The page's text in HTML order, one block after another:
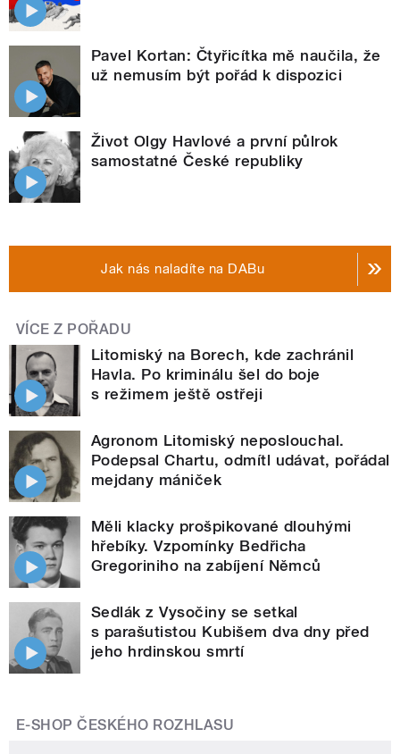
Pavel Kortan: Čtyřicítka mě naučila, že
už nemusím být pořád k dispozici
Život Olgy Havlové a první půlrok
samostatné České republiky
Jak nás naladíte na DABu
VÍCE Z POŘADU
Litomiský na Borech, kde zachránil
Havla. Po kriminálu šel do boje
s režimem ještě ostřeji
Agronom Litomiský neposlouchal.
Podepsal Chartu, odmítl udávat, pořádal
mejdany mániček
Měli klacky prošpikované dlouhými
hřebíky. Vzpomínky Bedřicha
Gregoriniho na zabíjení Němců
Sedlák z Vysočiny se setkal
s parašutistou Kubišem dva dny před
jeho hrdinskou smrtí
E-SHOP ČESKÉHO ROZHLASU